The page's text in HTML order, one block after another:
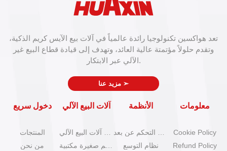
تعد هواكسين تكنولوجيا رائدة عالمياً في آلات بيع الآيس كريم الذكية،
وتقدم حلولاً مؤتمتة عالية العائد، وتهدف إلى قيادة قطاع البيع غير
الآلي عبر الابتكار.
➣
دخول سريع
المنتجات
من نحن
آلات البيع الآلي الأنظمة
نظام التوسع
معلومات
Cookie Policy
Refund Policy